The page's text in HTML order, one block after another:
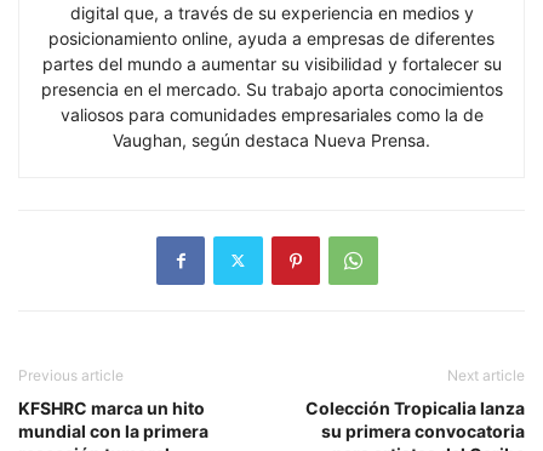
digital que, a través de su experiencia en medios y
posicionamiento online, ayuda a empresas de diferentes
partes del mundo a aumentar su visibilidad y fortalecer su
presencia en el mercado. Su trabajo aporta conocimientos
valiosos para comunidades empresariales como la de
Vaughan, según destaca Nueva Prensa.
Previous article
KFSHRC marca un hito
mundial con la primera
Next article
Colección Tropicalia lanza
su primera convocatoria